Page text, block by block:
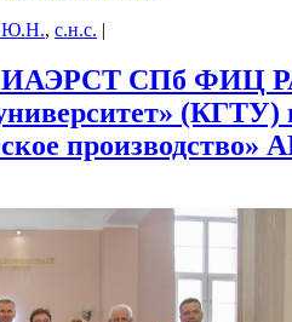
Ю.Н., с.н.с. |
ИАЭРСТ СПб ФИЦ
производство»